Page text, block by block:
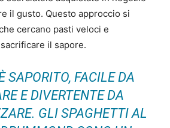
il gusto. Questo approccio si
cercano pasti veloci e
il sapore.
SAPORITO, FACILE DA
E DIVERTENTE DA
GLI SPAGHETTI AL